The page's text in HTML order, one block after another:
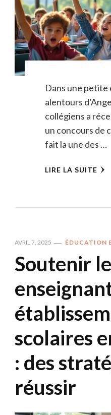
Dans une petite
alentours
collégiens a
un concours de
fait la une des …
LIRE LA SUITE
AVRIL 7, 2025 ÉDUCATION
Soutenir
scolaires
: des
réussir